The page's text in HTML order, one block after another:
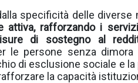
specificità delle diverse
attiva, rafforzando i
di sostegno al
le persone senza
di esclusione sociale e
la capacità